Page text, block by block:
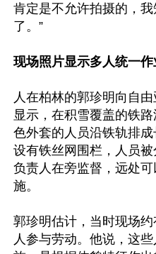
肯定是不允许拍摄的，
了。”
现场照片显示多人统一作
人在柏林的郭珍明向自
显示，在积雪覆盖的铁
色外套的人员沿铁轨排
设有铁丝网围栏，人员
负责人在旁监督，远处
施。
郭珍明估计，当时现场
人参与劳动。他说，这